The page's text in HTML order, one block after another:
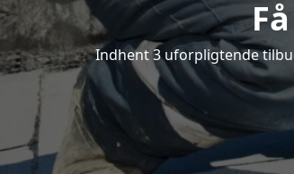
Indhent 3 uforpligtende